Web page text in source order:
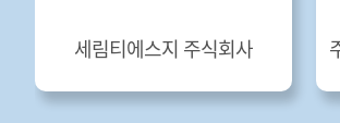
세림티에스지 주식회사